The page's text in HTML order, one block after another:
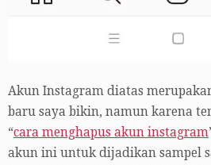
Akun Instagram diatas
baru saya bikin, namun karena
“cara menghapus akun instagram
akun ini untuk dijadikan sampel